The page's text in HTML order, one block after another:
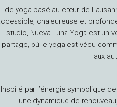
au +41
droit
de yoga basé au cœur de
chaleureuse et
studio, Nueva Luna Yoga est un
partage, où le yoga est vécu
aux
Inspiré par l’énergie symbolique
une dynamique de